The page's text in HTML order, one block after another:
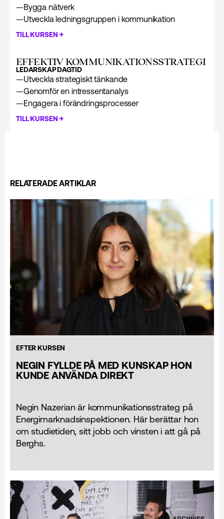
—Bygga nätverk
—Utveckla ledningsgruppen i kommunikation
TILL KURSEN→
EFFEKTIV KOMMUNIKATIONS­STRATEGI
LEDARSKAPDAGTID
—Utveckla strategiskt tänkande
—Genomför en intressentanalys
—Engagera i förändringsprocesser
TILL KURSEN→
RELATERADE ARTIKLAR
EFTER KURSEN
NEGIN FYLLDE PÅ MED KUNSKAP HON
KUNDE ANVÄNDA DIREKT
Negin Nazerian är kommunikationsstrateg på
Energimarknadsinspektionen. Här berättar hon
om studietiden, sitt jobb och vinsten i att gå på
Berghs.